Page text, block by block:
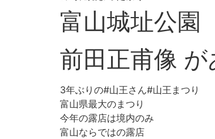
富山城址公
前田正甫像 が
3年ぶりの#山王さん#山王まつり
富山県最大のまつり
今年の露店は境内のみ
富山ならではの露店